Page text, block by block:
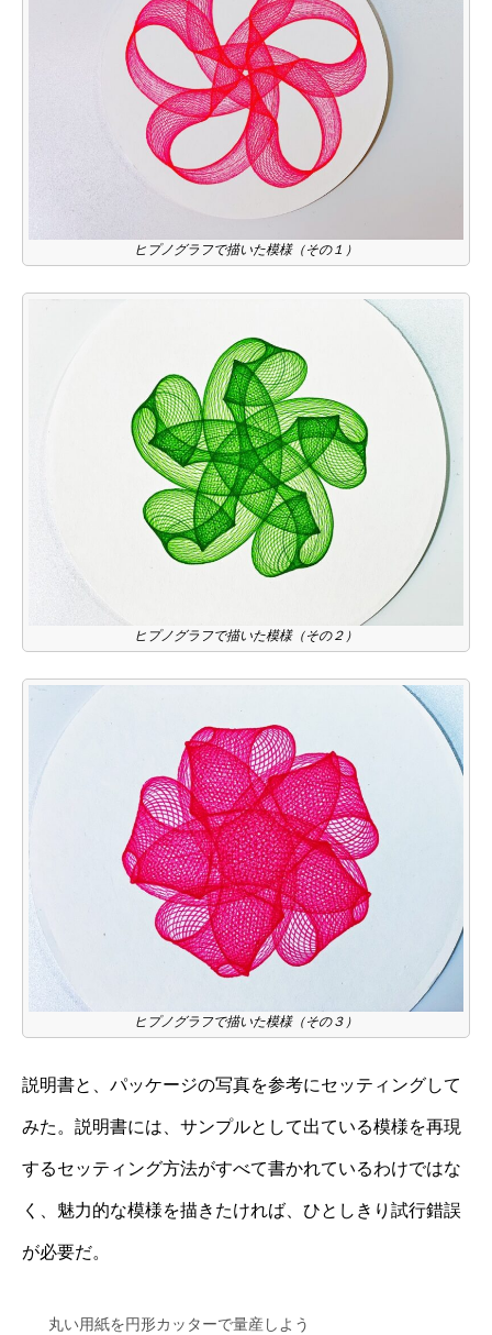
ヒプノグラフで描いた模様（その１）
ヒプノグラフで描いた模様（その２）
ヒプノグラフで描いた模様（その３）
説明書と、パッケージの写真を参考にセッティングして
みた。説明書には、サンプルとして出ている模様を再現
するセッティング方法がすべて書かれているわけではな
く、魅力的な模様を描きたければ、ひとしきり試行錯誤
が必要だ。
丸い用紙を円形カッターで量産しよう